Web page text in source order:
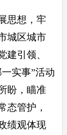
思想，牢
城区城市
建引领、
实事”活动
盼，瞄准
态管护，
绩观体现